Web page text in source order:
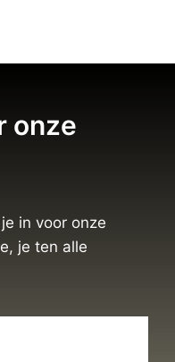
onze
in voor onze
je ten alle